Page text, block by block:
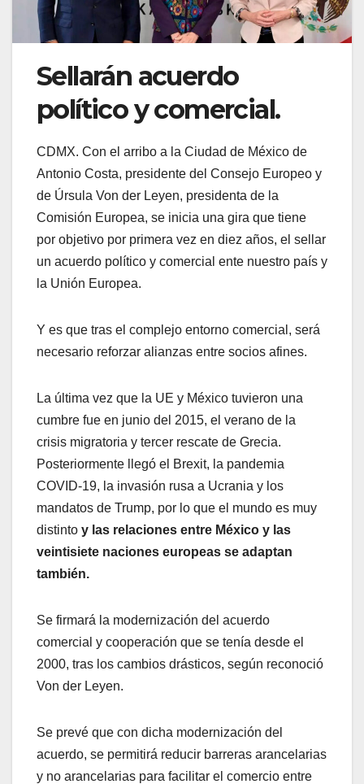
Sellarán acuerdo
político y comercial.
CDMX. Con el arribo a la Ciudad de México de
Antonio Costa, presidente del Consejo Europeo y
de Úrsula Von der Leyen, presidenta de la
Comisión Europea, se inicia una gira que tiene
por objetivo por primera vez en diez años, el sellar
un acuerdo político y comercial ente nuestro país y
la Unión Europea.
Y es que tras el complejo entorno comercial, será
necesario reforzar alianzas entre socios afines.
La última vez que la UE y México tuvieron una
cumbre fue en junio del 2015, el verano de la
crisis migratoria y tercer rescate de Grecia.
Posteriormente llegó el Brexit, la pandemia
COVID-19, la invasión rusa a Ucrania y los
mandatos de Trump, por lo que el mundo es muy
distinto y las relaciones entre México y las
veintisiete naciones europeas se adaptan
también.
Se firmará la modernización del acuerdo
comercial y cooperación que se tenía desde el
2000, tras los cambios drásticos, según reconoció
Von der Leyen.
Se prevé que con dicha modernización del
acuerdo, se permitirá reducir barreras arancelarias
y no arancelarias para facilitar el comercio entre